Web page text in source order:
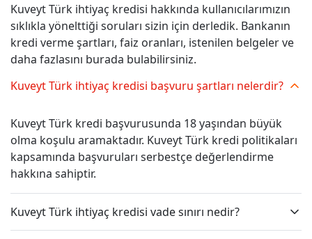
Kuveyt Türk ihtiyaç kredisi hakkında kullanıcılarımızın
sıklıkla yönelttiği soruları sizin için derledik. Bankanın
kredi verme şartları, faiz oranları, istenilen belgeler ve
daha fazlasını burada bulabilirsiniz.
Kuveyt Türk ihtiyaç kredisi başvuru şartları nelerdir?
Kuveyt Türk kredi başvurusunda 18 yaşından büyük
olma koşulu aramaktadır. Kuveyt Türk kredi politikaları
kapsamında başvuruları serbestçe değerlendirme
hakkına sahiptir.
Kuveyt Türk ihtiyaç kredisi vade sınırı nedir?